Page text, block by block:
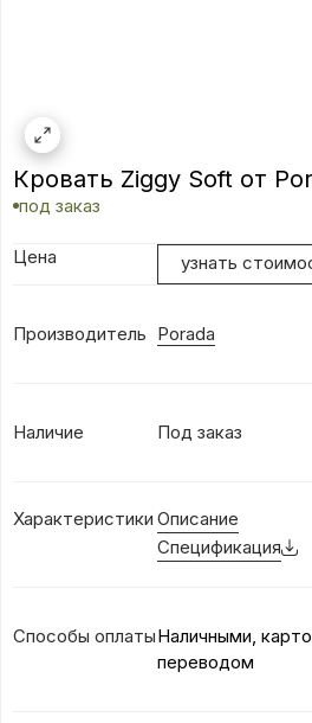
Кровать Ziggy Soft от
под заказ
Цена узнать
Производитель Porada
Наличие Под заказ
Характеристики Описание
Спецификация
Способы оплатыНаличными,
переводом